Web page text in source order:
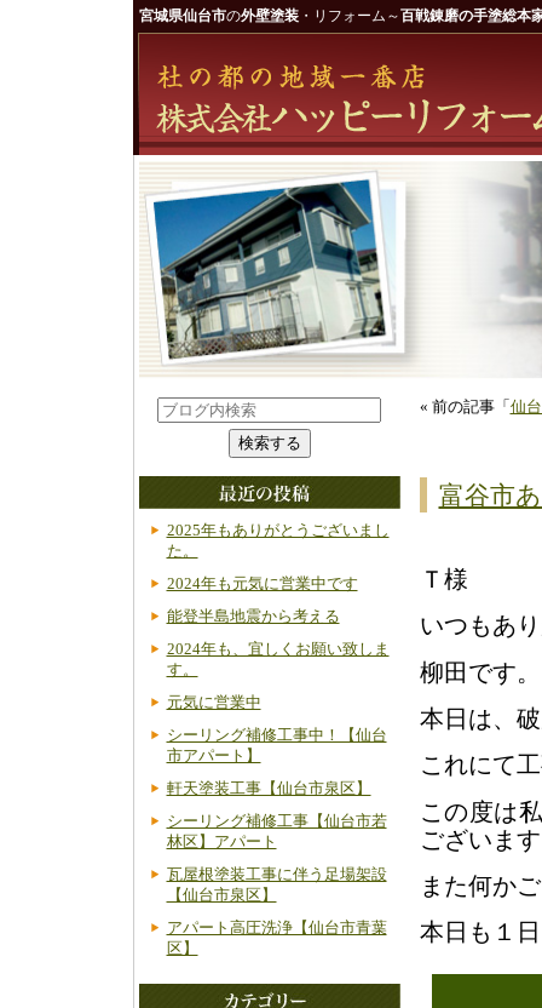
宮城県仙台市の外壁塗装 ・リフォーム～百戦錬磨の手塗総本
« 前の記事「 仙
富谷市
Ｔ様
いつもあ
柳田です。
本日は、
これにて
この度は
ございま
また何か
本日も１
2025年もありがとうございまし
た。
2024年も元気に営業中です
能登半島地震から考える
2024年も、宜しくお願い致しま
す。
元気に営業中
シーリング補修工事中！【仙台
市アパート】
軒天塗装工事【仙台市泉区】
シーリング補修工事【仙台市若
林区】アパート
瓦屋根塗装工事に伴う足場架設
【仙台市泉区】
アパート高圧洗浄【仙台市青葉
区】